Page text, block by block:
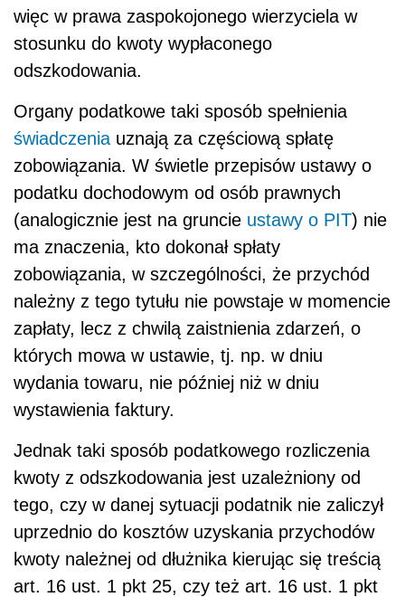
więc w prawa zaspokojonego wierzyciela w
stosunku do kwoty wypłaconego
odszkodowania.
Organy podatkowe taki sposób spełnienia
świadczenia uznają za częściową spłatę
zobowiązania. W świetle przepisów ustawy o
podatku dochodowym od osób prawnych
(analogicznie jest na gruncie ustawy o PIT) nie
ma znaczenia, kto dokonał spłaty
zobowiązania, w szczególności, że przychód
należny z tego tytułu nie powstaje w momencie
zapłaty, lecz z chwilą zaistnienia zdarzeń, o
których mowa w ustawie, tj. np. w dniu
wydania towaru, nie później niż w dniu
wystawienia faktury.
Jednak taki sposób podatkowego rozliczenia
kwoty z odszkodowania jest uzależniony od
tego, czy w danej sytuacji podatnik nie zaliczył
uprzednio do kosztów uzyskania przychodów
kwoty należnej od dłużnika kierując się treścią
art. 16 ust. 1 pkt 25, czy też art. 16 ust. 1 pkt